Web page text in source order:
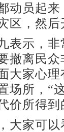
动员起
区，然后
示，非
撤离民
大家心
场所，“
价所得到
家可以